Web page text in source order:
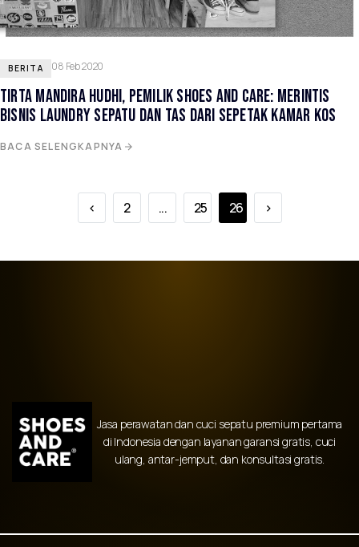
BERITA 08 Feb 2020
TIRTA MANDIRA HUDHI, PEMILIK SHOES AND CARE: MERINTIS
BISNIS LAUNDRY SEPATU DAN TAS DARI SEPETAK KAMAR KOS
BACA SELENGKAPNYA
‹ 2 ... 25 26 ›
Jasa perawatan dan cuci sepatu premium pertama
di Indonesia dengan layanan garansi gratis, cuci
ulang, antar-jemput, dan konsultasi gratis.